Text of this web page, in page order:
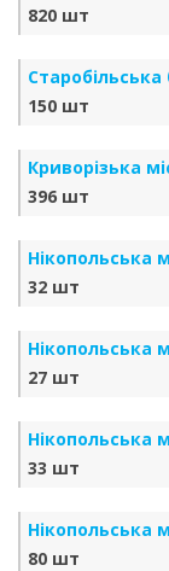
820 шт
150 шт
Криворізька
396 шт
Нікопольська
32 шт
Нікопольська
27 шт
Нікопольська
33 шт
Нікопольська
80 шт